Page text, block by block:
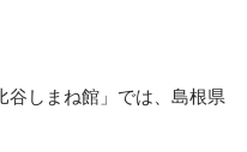
谷しまね館」では、島根県